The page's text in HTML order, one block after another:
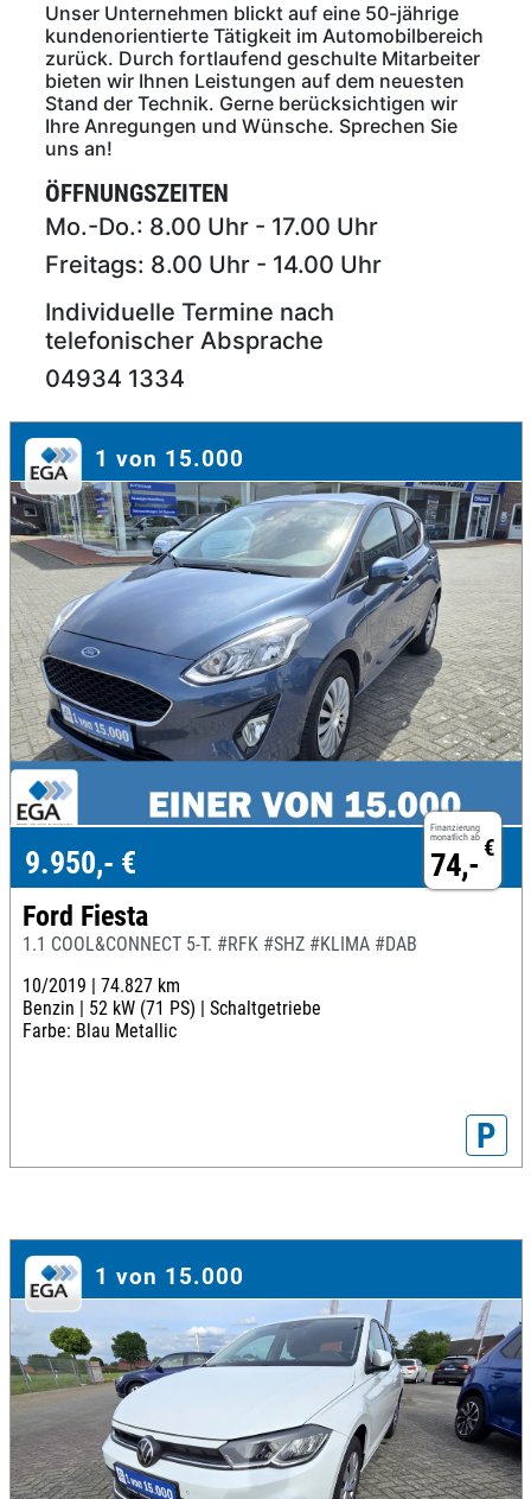
Unser Unternehmen blickt auf eine 50-jährige
kundenorientierte Tätigkeit im Automobilbereich
zurück. Durch fortlaufend geschulte Mitarbeiter
bieten wir Ihnen Leistungen auf dem neuesten
Stand der Technik. Gerne berücksichtigen wir
Ihre Anregungen und Wünsche. Sprechen Sie
uns an!
ÖFFNUNGSZEITEN
Mo.-Do.: 8.00 Uhr - 17.00 Uhr
Freitags: 8.00 Uhr - 14.00 Uhr
Individuelle Termine nach
telefonischer Absprache
04934 1334
1 von 15.000
Finanzierung
monatlich ab €
74,-
9.950,- €
Ford Fiesta
1.1 COOL&CONNECT 5-T. #RFK #SHZ #KLIMA #DAB
10/2019 | 74.827 km
Benzin | 52 kW (71 PS) | Schaltgetriebe
Farbe: Blau Metallic
P
1 von 15.000